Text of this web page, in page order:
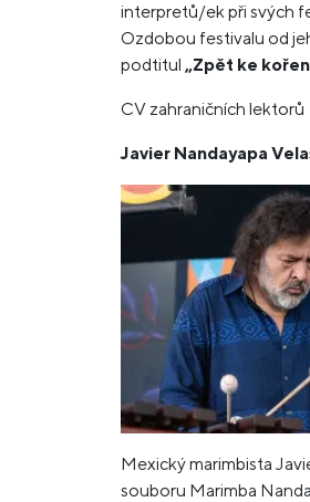
interpretů/ek při svých
Ozdobou festivalu od
podtitul„Zpět ke
CV zahraničních lektorů
Javier Nandayapa
Mexický marimbista
souboru Marimba